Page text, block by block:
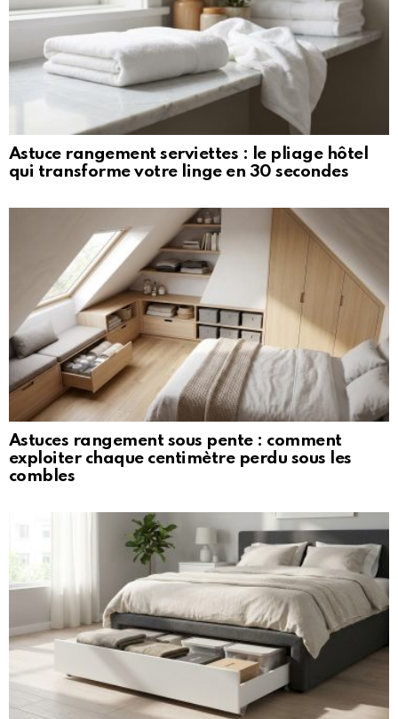
Astuce rangement serviettes : le pliage hôtel
qui transforme votre linge en 30 secondes
Astuces rangement sous pente : comment
exploiter chaque centimètre perdu sous les
combles